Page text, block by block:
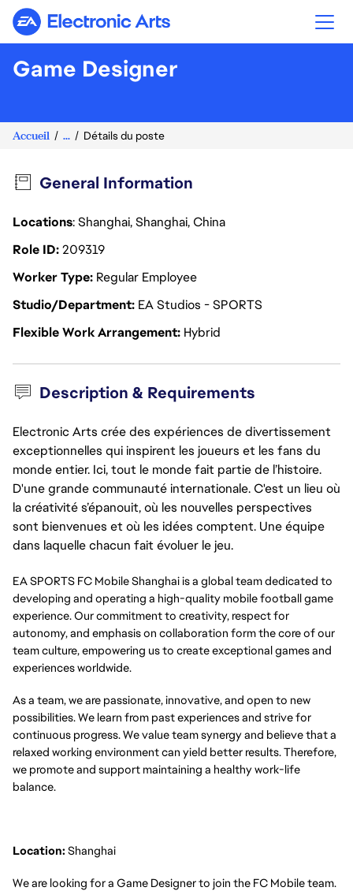
Electronic Arts
Game Designer
Accueil ... Détails du poste
General Information
Locations: Shanghai, Shanghai, China
Role ID209319
Worker Type Regular Employee
Studio/Department EA Studios - SPORTS
Flexible Work Arrangement Hybrid
Description & Requirements
Electronic Arts crée des expériences de divertissement
exceptionnelles qui inspirent les joueurs et les fans du
monde entier. Ici, tout le monde fait partie de l’histoire.
D'une grande communauté internationale. C'est un lieu où
la créativité s’épanouit, où les nouvelles perspectives
sont bienvenues et où les idées comptent. Une équipe
dans laquelle chacun fait évoluer le jeu.
EA SPORTS FC Mobile Shanghai is a global team dedicated to
developing and operating a high-quality mobile football game
experience. Our commitment to creativity, respect for
autonomy, and emphasis on collaboration form the core of our
team culture, empowering us to create exceptional games and
experiences worldwide.
As a team, we are passionate, innovative, and open to new
possibilities. We learn from past experiences and strive for
continuous progress. We value team synergy and believe that a
relaxed working environment can yield better results. Therefore,
we promote and support maintaining a healthy work-life
balance.
Location: Shanghai
We are looking for a Game Designer to join the FC Mobile team.